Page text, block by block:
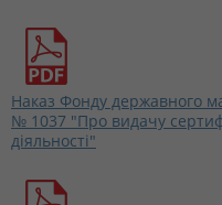
Наказ Фонду державного
№ 1037 "Про видачу
діяльності"